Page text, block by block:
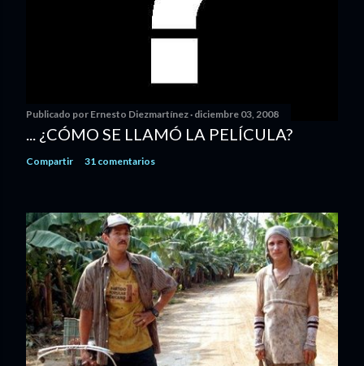
Publicado por Ernesto Diezmartínez diciembre 03, 2008
... ¿CÓMO SE LLAMÓ LA PELÍCULA?
Compartir 31 comentarios